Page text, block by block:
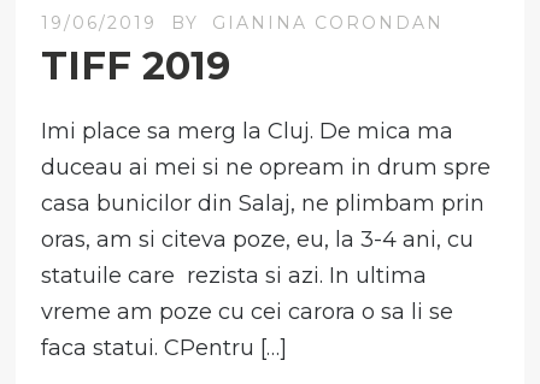
19/06/2019 BY GIANINA CORONDAN
TIFF 2019
Imi place sa merg la Cluj. De mica ma
duceau ai mei si ne opream in drum spre
casa bunicilor din Salaj, ne plimbam prin
oras, am si citeva poze, eu, la 3-4 ani, cu
statuile care rezista si azi. In ultima
vreme am poze cu cei carora o sa li se
faca statui. CPentru […]